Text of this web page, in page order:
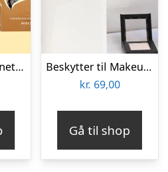
Lindt Lindor Cornet 500 gram – Blandet chokolade
Beskytter til Makeupbørster 3-pak
kr. 69,00
Gå til shop